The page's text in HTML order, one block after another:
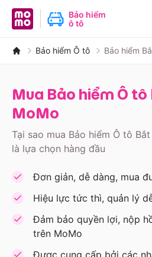
MoMo - Ứng dụng tài chính
Bảo hiểm
ô tô
Bảo hiểm Ô tô Bảo hiểm
Mua Bảo hiểm Ô
MoMo
Tại sao mua Bảo hiểm Ô tô
là lựa chọn hàng đầu
Đơn giản, dễ dàng, mua
Hiệu lực tức thì, quản lý
Đảm bảo quyền lợi, nộp
trên MoMo
Được cung cấp bởi các